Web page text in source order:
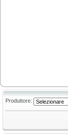
Produttore: